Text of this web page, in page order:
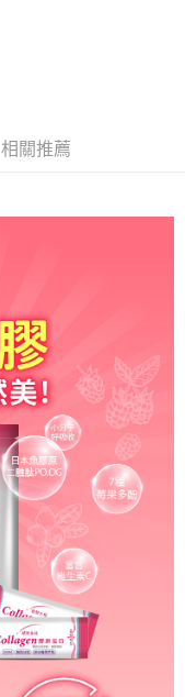
相關推薦